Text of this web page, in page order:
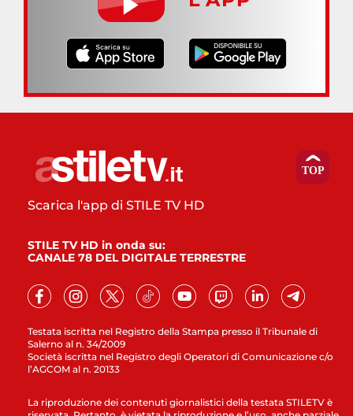
Testata iscritta nel Registro della Stampa presso il Tribunale di
Salerno al n. 34/2009
Società iscritta nel Registro degli Operatori di Comunicazione c/o
l’AGCOM al n. 20133
Scarica l'app di STILE TV HD
STILE TV HD in onda su:
CANALE 78 DEL DIGITALE TERRESTRE
La riproduzione dei contenuti giornalistici della testata STILETV è